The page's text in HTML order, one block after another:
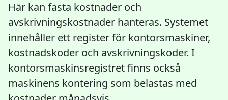
Här kan fasta kostnader och
avskrivningskostnader hanteras. Systemet
innehåller ett register för kontorsmaskiner,
kostnadskoder och avskrivningskoder. I
kontorsmaskinsregistret finns också
maskinens kontering som belastas med